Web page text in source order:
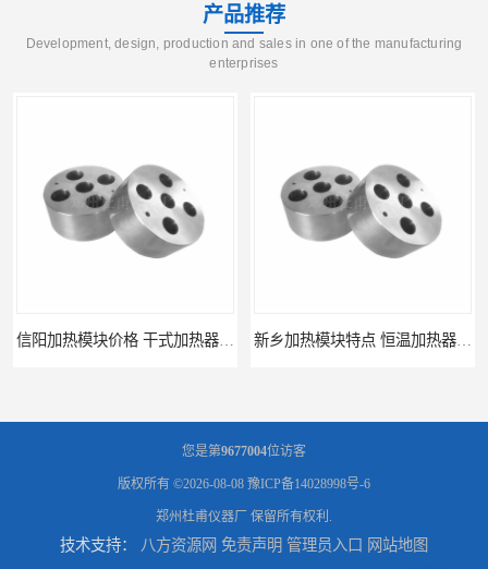
产品推荐
Development, design, production and sales in one of the manufacturing
enterprises
信阳加热模块价格 干式加热器 信誉好 新乡加热模块特点 恒温加热器 杜甫仪器
您是第9677004位访客
版权所有 ©2026-08-08 豫ICP备14028998号-6
郑州杜甫仪器厂 保留所有权利.
技术支持： 八方资源网 免责声明 管理员入口 网站地图